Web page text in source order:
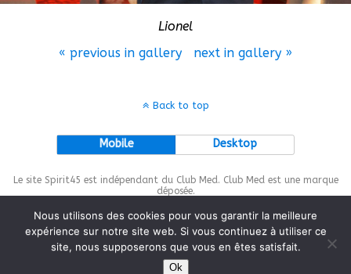
Lionel
« previous in gallery
next in gallery »
Back to top
Mobile Desktop
Le site Spirit45 est indépendant du Club Med. Club Med est une marque
déposée.
This site is protected bywp-copyrightpro.com
Nous utilisons des cookies pour vous garantir la meilleure
expérience sur notre site web. Si vous continuez à utiliser ce
site, nous supposerons que vous en êtes satisfait.
Ok